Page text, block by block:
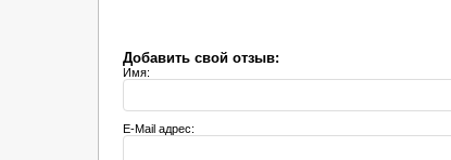
Добавить свой отзыв:
Имя:
E-Mail адрес: